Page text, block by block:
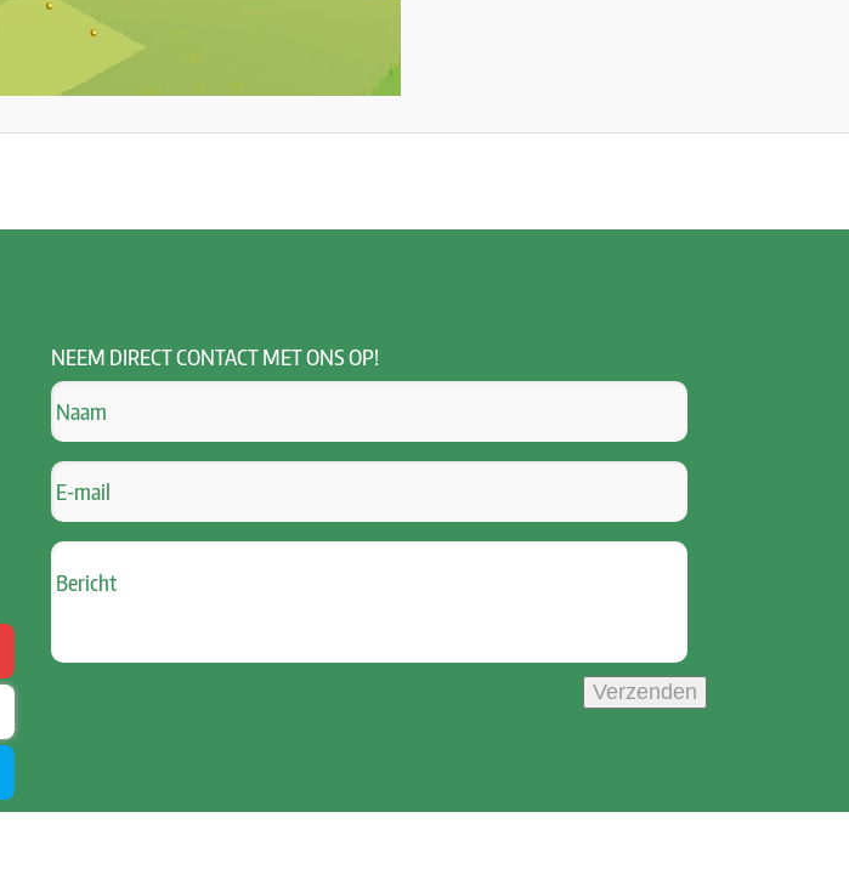
NEEM DIRECT CONTACT MET ONS OP!
Verzenden